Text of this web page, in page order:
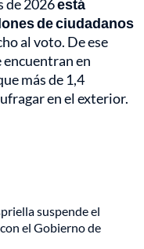
de 2026está
de ciudadanos
al voto. De ese
en
más de 1,4
en el exterior.
suspende el
el Gobierno de